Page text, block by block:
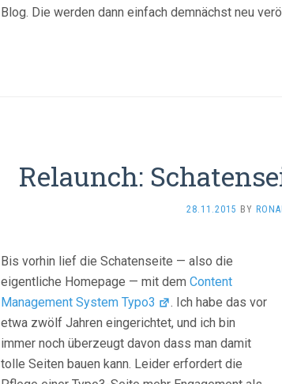
Blog. Die werden dann einfach demnächst neu
Relaunch:
28.11.2015 BY
Bis vorhin lief die Schatenseite — also die
eigentliche Homepage — mit dem Content
Management System Typo3
. Ich habe das vor
etwa zwölf Jahren eingerichtet, und ich bin
immer noch überzeugt davon dass man damit
tolle Seiten bauen kann. Leider erfordert die